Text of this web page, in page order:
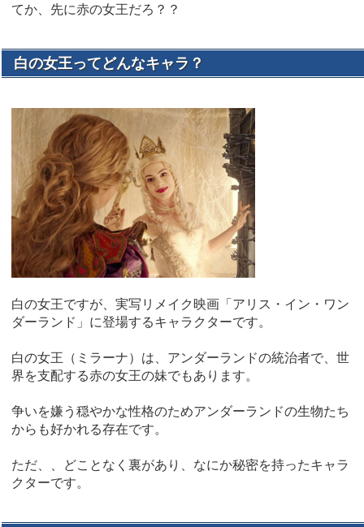
てか、先に赤の女王だろ？？
白の女王ってどんなキャラ？
白の女王ですが、実写リメイク映画「アリス・イン・ワン
ダーランド」に登場するキャラクターです。
白の女王（ミラーナ）は、アンダーランドの統治者で、世
界を支配する赤の女王の妹でもあります。
争いを嫌う穏やかな性格のためアンダーランドの生物たち
からも好かれる存在です。
ただ、、どことなく裏があり、なにか秘密を持ったキャラ
クターです。